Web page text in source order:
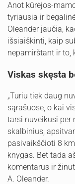
Anot kūrėjos-
tyriausia ir
Oleander jaučia,
išsiaiškinti, kaip
nepamirštant ir to,
Viskas skęsta
„Turiu tiek daug
sąrašuose, o kai
tarsi nuveikusi per
skalbinius,
pasivaikščioti 8
knygas. Bet tada
komentarus ir
A. Oleander.